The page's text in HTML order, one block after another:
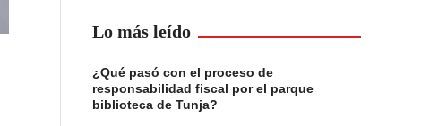
Lo más leído
¿Qué pasó con el proceso de
responsabilidad fiscal por el parque
biblioteca de Tunja?